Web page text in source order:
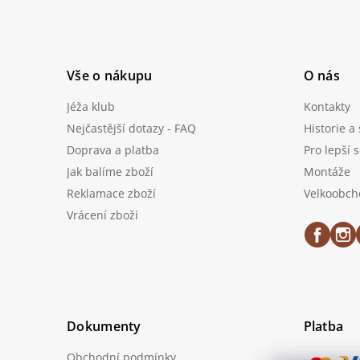
Vše o nákupu
Jéža klub
Nejčastější dotazy - FAQ
Doprava a platba
Jak balíme zboží
Reklamace zboží
Vrácení zboží
O nás
Kontakty
Historie a
Pro lepší
Montáže
Dokumenty
Obchodní podmínky
Platba